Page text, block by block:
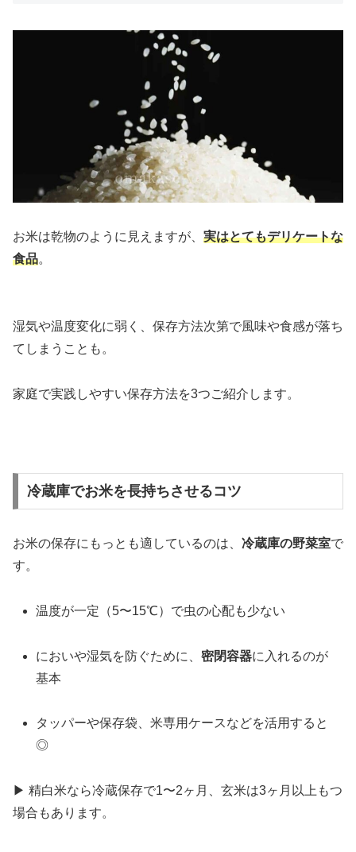
お米は乾物のように見えますが、 実はとてもデリケートな
食品。
湿気や温度変化に弱く、保存方法次第で風味や食感が落ち
てしまうことも。
家庭で実践しやすい保存方法を3つご紹介します。
冷蔵庫でお米を長持ちさせるコツ
お米の保存にもっとも適しているのは、 冷蔵庫の野菜室で
す。
温度が一定（5〜15℃）で虫の心配も少ない
においや湿気を防ぐために、密閉容器に入れるのが
基本
タッパーや保存袋、米専用ケースなどを活用すると
◎
▶︎ 精白米なら冷蔵保存で1〜2ヶ月、玄米は3ヶ月以上もつ
場合もあります。